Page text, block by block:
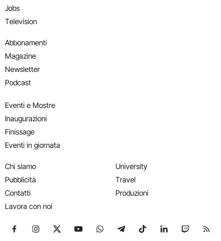
Jobs
Television
Abbonamenti
Magazine
Newsletter
Podcast
Eventi e Mostre
Inaugurazioni
Finissage
Eventi in giornata
Chi siamo
Pubblicità
Contatti
Lavora con noi
University
Travel
Produzioni
Seguici su Facebook
Seguici su Instagram
Seguici su X
Seguici su YouTube
Seguici su WhatsApp
Seguici su Telegram
Seguici su TikTok
Seguici su
Seguici